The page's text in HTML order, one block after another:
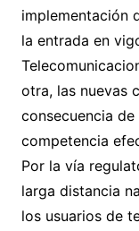
implementación
la entrada en
otra, las nuevas
consecuencia
competencia
Por la vía
larga distancia
los usuarios de